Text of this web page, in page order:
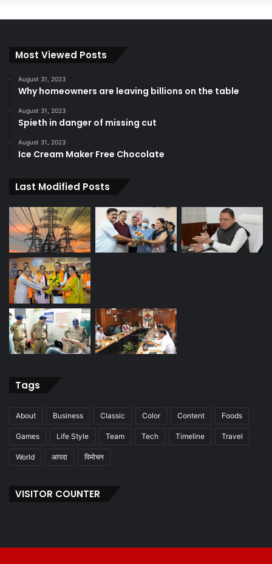
Most Viewed Posts
August 31, 2023
Why homeowners are leaving billions on the table
August 31, 2023
Spieth in danger of missing cut
August 31, 2023
Ice Cream Maker Free Chocolate
Last Modified Posts
Tags
About Business Classic Color Content Foods
Games Life Style Team Tech Timeline Travel
World आपदा विमोचन
VISITOR COUNTER